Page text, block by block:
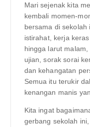
Mari sejenak kita
kembali momen-
bersama di sekolah
istirahat, kerja
hingga larut
ujian, sorak sorai
dan kehangatan
Semua itu terukir
kenangan manis
Kita ingat
gerbang sekolah